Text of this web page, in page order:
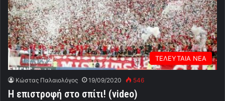
ΤΕΛΕΥΤΑΙΑ ΝΕΑ
Κώστας Παλαιολόγος 19/09/2020 546
Η επιστροφή στο σπίτι! (video)